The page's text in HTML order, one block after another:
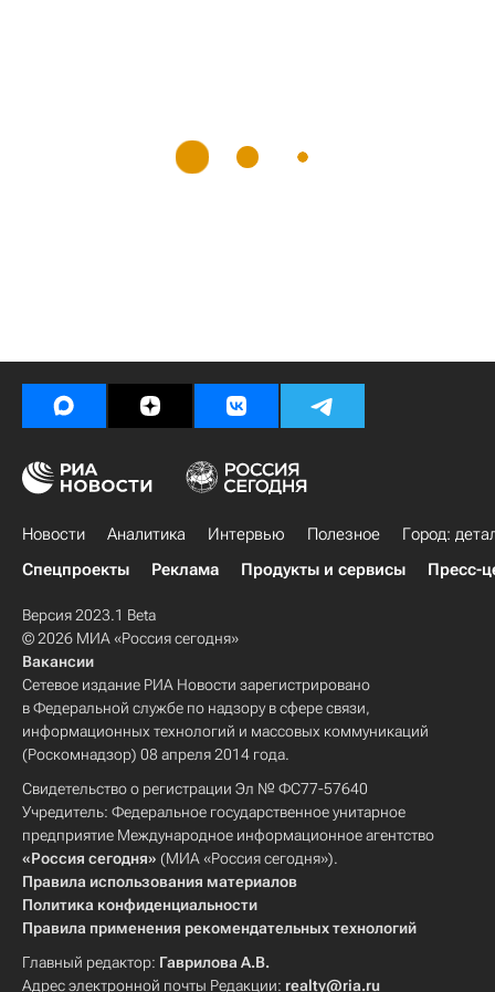
Новости Аналитика Интервью Полезное
Город:
Спецпроекты
Реклама Продукты и сервисы Пресс-
Версия 2023.1 Beta
© 2026 МИА «Россия сегодня»
Вакансии
Сетевое издание РИА Новости зарегистрировано
в Федеральной службе по надзору в сфере связи,
информационных технологий и массовых коммуникаций
(Роскомнадзор) 08 апреля 2014 года.
Свидетельство о регистрации Эл № ФС77-57640
Учредитель: Федеральное государственное унитарное
предприятие Международное информационное агентство
«Россия сегодня» (МИА «Россия сегодня»).
Правила использования материалов
Политика конфиденциальности
Правила применения рекомендательных технологий
Главный редактор: Гаврилова А.В.
Адрес электронной почты Редакции: realty@ria.ru